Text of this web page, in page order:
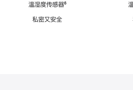
温湿度传感器脚
⁶
私密又安全